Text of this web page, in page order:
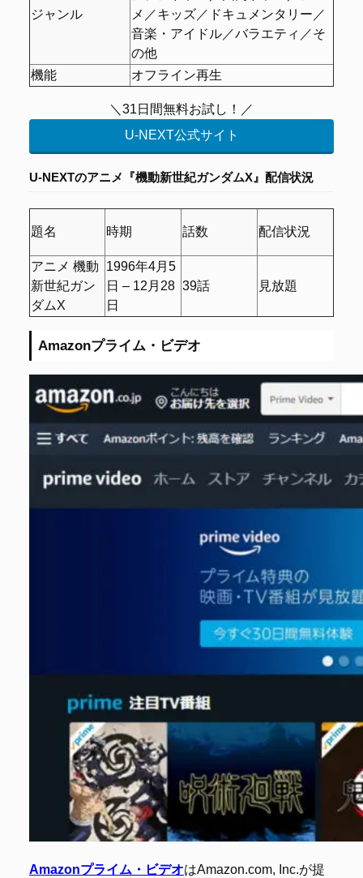
ジャンル
メ／キッズ／ドキュメンタリー／
音楽・アイドル／バラエティ／そ
の他
機能
オフライン再生
＼31日間無料お試し！／
U-NEXT公式サイト
U-NEXTのアニメ『機動新世紀ガンダムX』配信状況
題名 時期 話数 配信状況
アニメ 機動
新世紀ガン
ダムX
1996年4月5
日 – 12月28
日
39話 見放題
Amazonプライム・ビデオ
Amazonプライム・ビデオはAmazon.com, Inc.が提